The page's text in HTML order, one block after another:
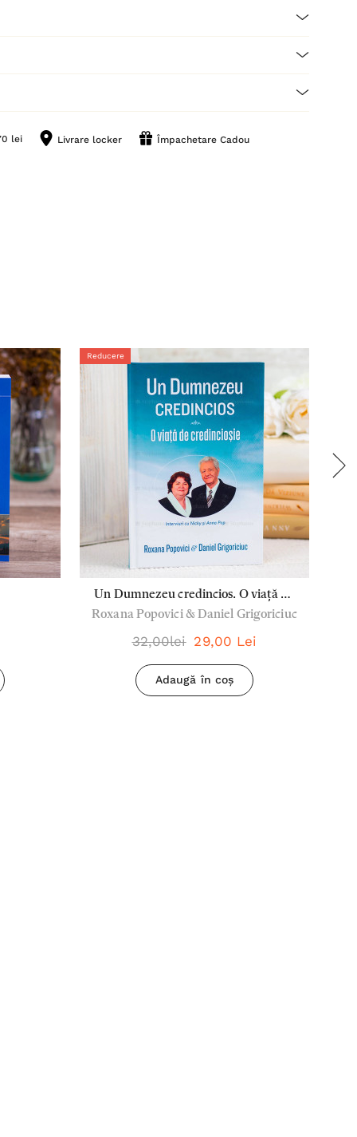
lei Livrare locker Împachetare Cadou
Reducere
Un Dumnezeu credincios. O viață de
credincioșie - Roxana Popovici &
Daniel Grigoriciuc
Roxana Popovici & Daniel Grigoriciuc
32,00lei 29,00 Lei
Adaugă în coș